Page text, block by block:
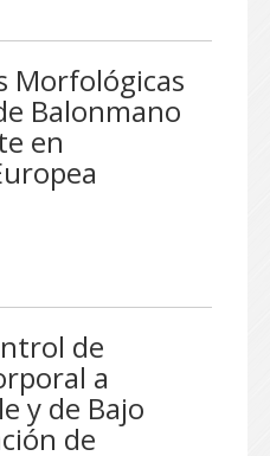
Morfológicas
Balonmano
en
de
a
y de Bajo
de